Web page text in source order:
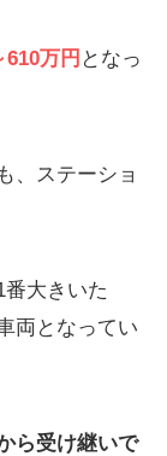
万円 となっ
、ステーショ
大きいた
両となってい
ら受け継いで